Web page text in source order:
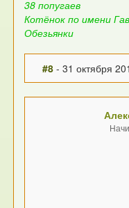
38 попугаев
Котёнок по имени Гав
Обезьянки
#8 - 31 октября